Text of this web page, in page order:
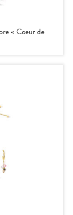
« Coeur de